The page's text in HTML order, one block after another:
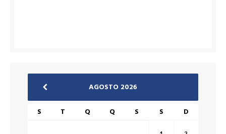
AGOSTO 2026
S T Q Q S S D